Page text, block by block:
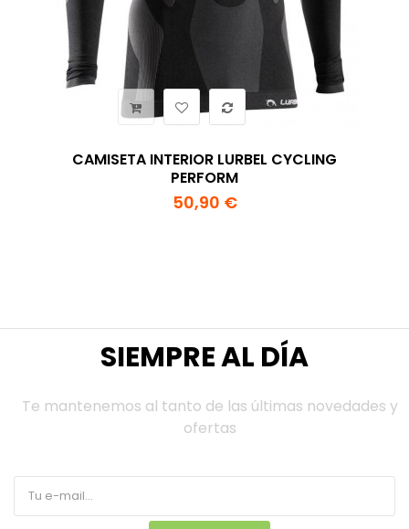
CAMISETA INTERIOR LURBEL CYCLING
PERFORM
50,90 €
SIEMPRE AL DÍA
Te mantenemos al tanto de las últimas novedades y
ofertas